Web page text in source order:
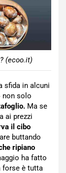
(ecoo.it)
sfida in alcuni
non solo
Ma se
ai prezzi
il cibo
buttando
ripiano
ha fatto
forse è tutta